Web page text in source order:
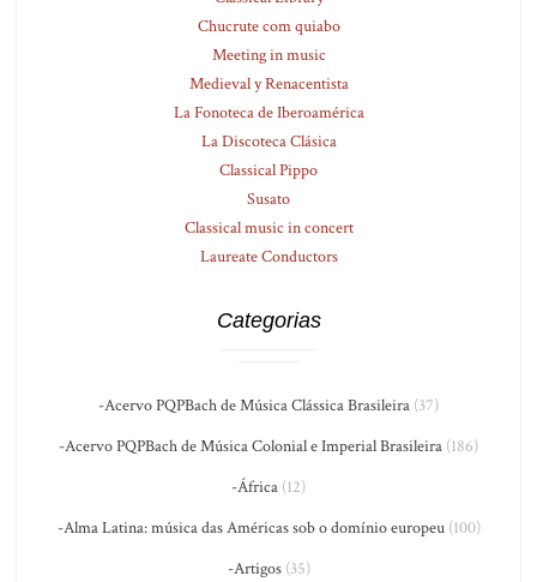
Chucrute com quiabo
Meeting in music
Medieval y Renacentista
La Fonoteca de Iberoamérica
La Discoteca Clásica
Classical Pippo
Susato
Classical music in concert
Laureate Conductors
Categorias
-Acervo PQPBach de Música Clássica Brasileira (37)
-Acervo PQPBach de Música Colonial e Imperial Brasileira (186)
-África (12)
-Alma Latina: música das Américas sob o domínio europeu(100)
-Artigos(35)